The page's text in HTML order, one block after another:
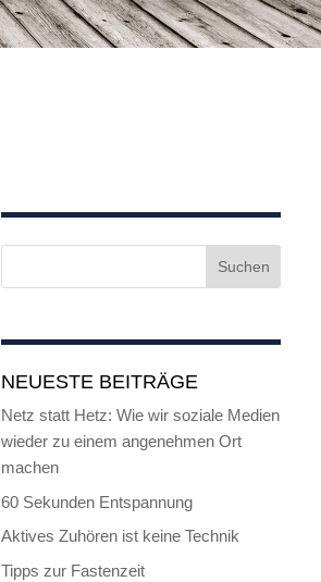
NEUESTE BEITRÄGE
Netz statt Hetz: Wie wir soziale Medien
wieder zu einem angenehmen Ort
machen
60 Sekunden Entspannung
Aktives Zuhören ist keine Technik
Tipps zur Fastenzeit